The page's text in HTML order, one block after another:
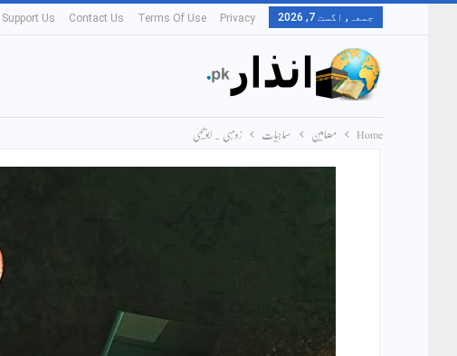
جمعہ, اگست 7, 2026 Privacy
Terms Of Use
Contact Us
Support Us
Home مضامین سماجیات زومبی ۔ ابویحییٰ